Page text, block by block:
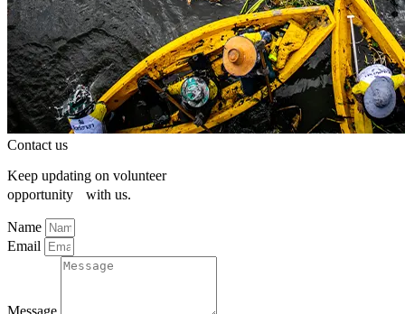
Contact us
Keep updating on volunteer
opportunity with us.
Name
Email
Message